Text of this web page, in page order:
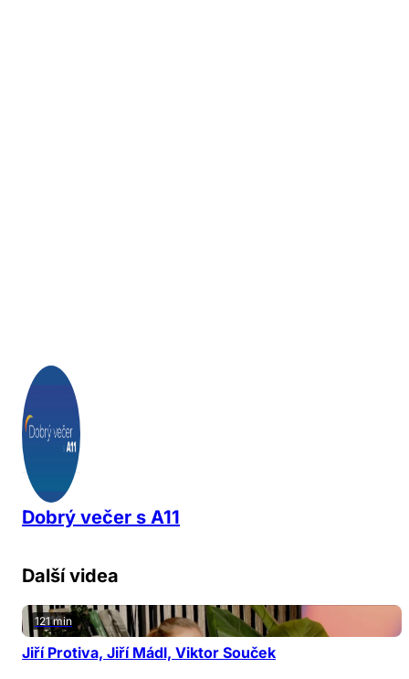
Dobrý večer s A11
Další videa
121 min
Jiří Protiva, Jiří Mádl, Viktor Souček